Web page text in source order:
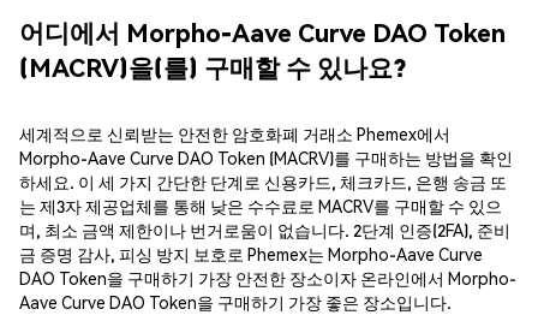
어디에서 Morpho-Aave Curve DAO Token
(MACRV)을(를) 구매할 수 있나요?
세계적으로 신뢰받는 안전한 암호화폐 거래소 Phemex에서
Morpho-Aave Curve DAO Token (MACRV)를 구매하는 방법을 확인
하세요. 이 세 가지 간단한 단계로 신용카드, 체크카드, 은행 송금 또
는 제3자 제공업체를 통해 낮은 수수료로 MACRV를 구매할 수 있으
며, 최소 금액 제한이나 번거로움이 없습니다. 2단계 인증(2FA), 준비
금 증명 감사, 피싱 방지 보호로 Phemex는 Morpho-Aave Curve
DAO Token을 구매하기 가장 안전한 장소이자 온라인에서 Morpho-
Aave Curve DAO Token을 구매하기 가장 좋은 장소입니다.